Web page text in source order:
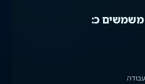
כ: